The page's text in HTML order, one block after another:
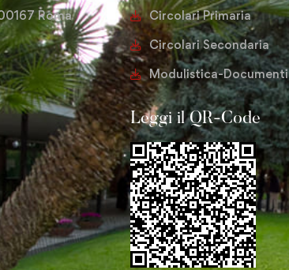
Roma
Circolari Primaria
Circolari Secondaria
Modulistica-Documenti
Leggi il QR-Code